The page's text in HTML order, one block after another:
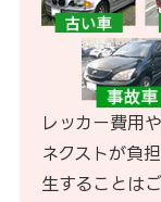
レッカー費用
ネクストが負
生することは